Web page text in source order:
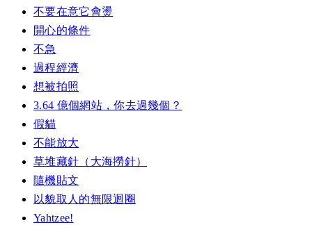
不要在意它會燙
開心的條件
不急
過程經濟
想被拍照
3.64 億個網站，你去過幾個？
假貓
不能放大
草堆藏針（大海撈針）
隨機貼文
以貌取人的無限迴圈
Yahtzee!